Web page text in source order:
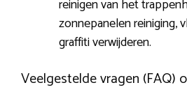
reinigen van het
zonnepanelen reiniging,
graffiti verwijderen.
Veelgestelde vragen (FAQ)